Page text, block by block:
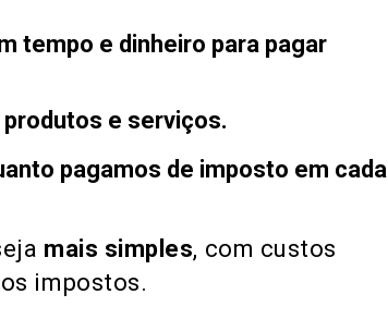
tempo e dinheiro para pagar
e serviços.
pagamos de imposto em cada
mais simples, com custos
impostos.